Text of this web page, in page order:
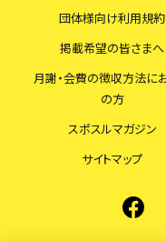
団体様向け利用規約
掲載希望の皆さまへ
月謝・会費の徴収方法に
の方
スポスルマガジン
サイトマップ